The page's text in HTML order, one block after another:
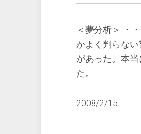
＜夢分析＞ ・・
かよく判らな
があった。本
た。
2008/2/15